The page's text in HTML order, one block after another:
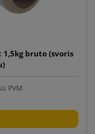
bruto (svoris
PVM